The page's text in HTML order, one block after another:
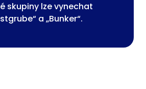
skupiny lze vynechat
a „Bunker“.